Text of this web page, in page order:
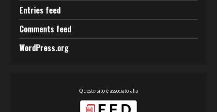
Entries feed
Comments feed
WordPress.org
Questo sito è associato alla